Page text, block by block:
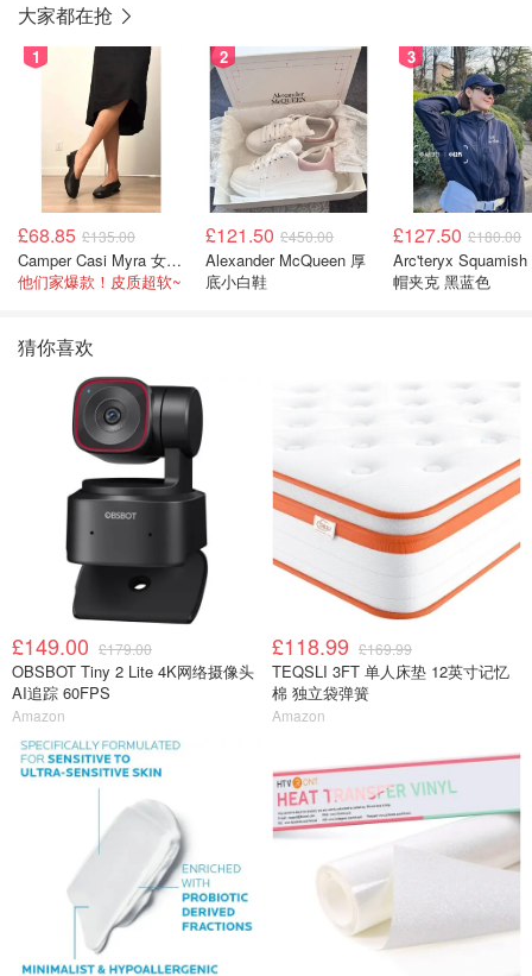
大家都在抢
1
£68.85 £135.00
Camper Casi Myra 女士乐福鞋
他们家爆款！皮质超软~
2
£121.50 £450.00
Alexander McQueen 厚
底小白鞋
3
£127.50 £180.00
Arc'teryx Squamish
帽夹克 黑蓝色
猜你喜欢
£149.00 £179.00
OBSBOT Tiny 2 Lite 4K网络摄像头
AI追踪 60FPS
Amazon
£118.99 £169.99
TEQSLI 3FT 单人床垫 12英寸记忆
棉 独立袋弹簧
Amazon